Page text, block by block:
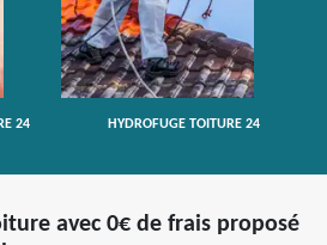
24 HYDROFUGE TOITURE 24
avec 0€ de frais proposé